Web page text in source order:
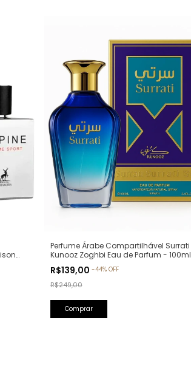
Perfume Árabe Compartilhável Surrati
Kunooz Zoghbi Eau de Parfum - 100ml
R$139,00 -44% OFF
R$249,00